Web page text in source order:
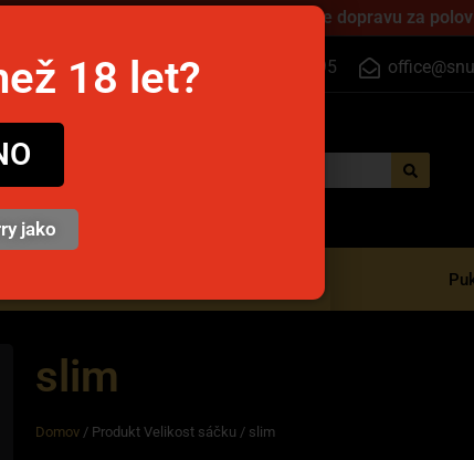
Objednajte cez víkend a získajte dopravu za
+420 733 525 395
slim
Domov / Produkt Velikost sáčku / slim
18 let?
jako